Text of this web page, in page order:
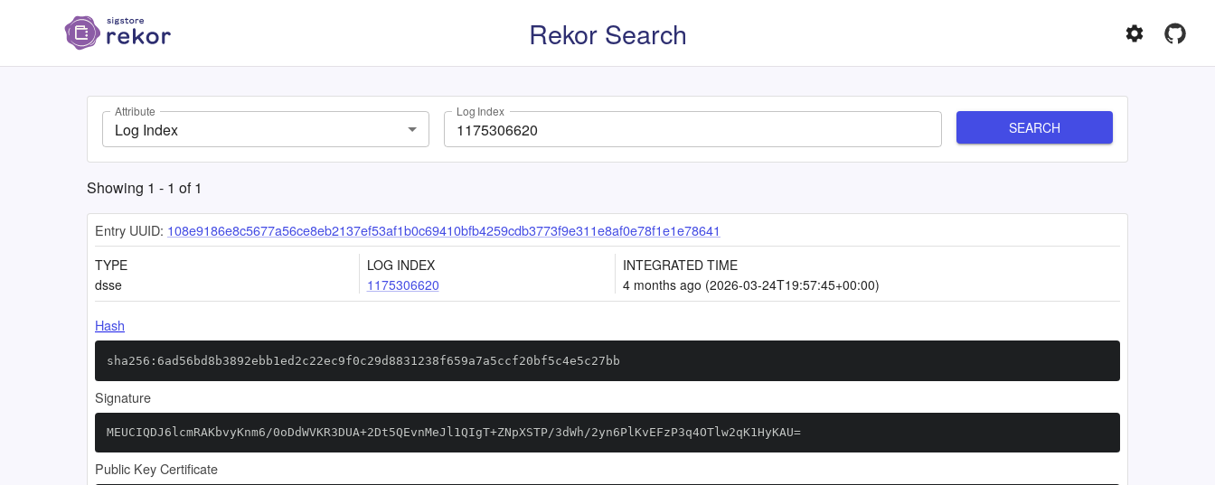
Rekor Search
Attribute
Log Index
Log Index
SEARCH
Showing 1 - 1 of1
Entry UUID: 108e9186e8c5677a56ce8eb2137ef53af1b0c69410bfb4259cdb3773f9e311e8af0e78f1e1e78641
TYPE
dsse
LOG INDEX
1175306620
INTEGRATED TIME
4 months ago (2026-03-24T19:57:45+00:00)
Hash
sha256:6ad56bd8b3892ebb1ed2c22ec9f0c29d8831238f659a7a5ccf20bf5c4e5c27bb
Signature
MEUCIQDJ6lcmRAKbvyKnm6/0oDdWVKR3DUA+2Dt5QEvnMeJl1QIgT+ZNpXSTP/3dWh/2yn6PlKvEFzP3q4OTlw2qK1HyKAU=
Public Key Certificate